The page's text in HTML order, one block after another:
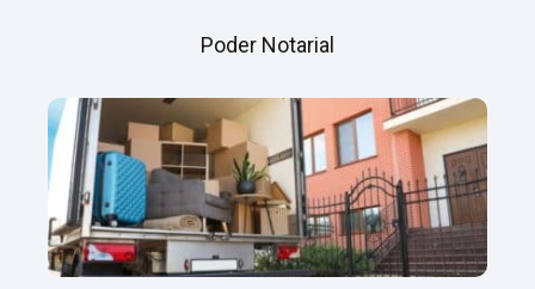
Poder Notarial